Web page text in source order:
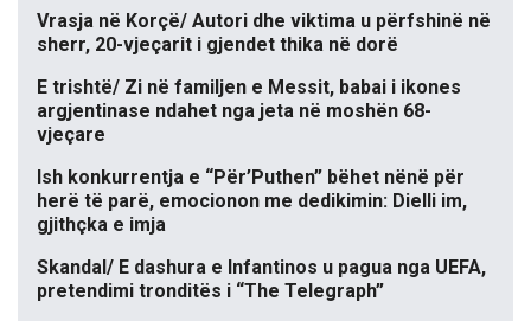
Vrasja në Korçë/ Autori dhe viktima u përfshinë në
sherr, 20-vjeçarit i gjendet thika në dorë
E trishtë/ Zi në familjen e Messit, babai i ikones
argjentinase ndahet nga jeta në moshën 68-
vjeçare
Ish konkurrentja e “Për’Puthen” bëhet nënë për
herë të parë, emocionon me dedikimin: Dielli im,
gjithçka e imja
Skandal/ E dashura e Infantinos u pagua nga UEFA,
pretendimi tronditës i “The Telegraph”